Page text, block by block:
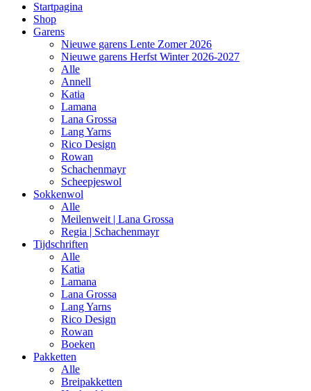
Startpagina
Shop
Garens
Nieuwe garens Lente Zomer 2026
Nieuwe garens Herfst Winter 2026-2027
Alle
Annell
Katia
Lamana
Lana Grossa
Lang Yarns
Rico Design
Rowan
Schachenmayr
Scheepjeswol
Sokkenwol
Alle
Meilenweit | Lana Grossa
Regia | Schachenmayr
Tijdschriften
Alle
Katia
Lamana
Lana Grossa
Lang Yarns
Rico Design
Rowan
Boeken
Pakketten
Alle
Breipakketten